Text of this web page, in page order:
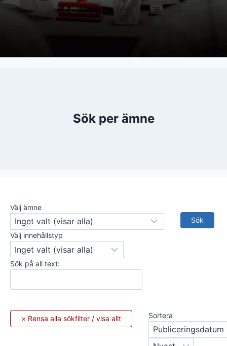
Sök per ämne
Välj ämne
Välj innehållstyp
Sök på all text:
Sortera